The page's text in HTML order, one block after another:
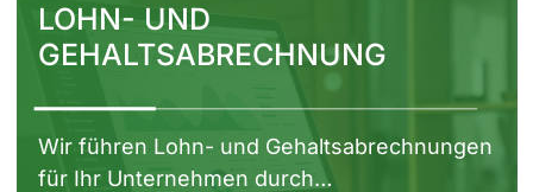
LOHN- UND
GEHALTSABRECHNUNG
Wir führen Lohn- und Gehaltsabrechnungen
für Ihr Unternehmen durch…